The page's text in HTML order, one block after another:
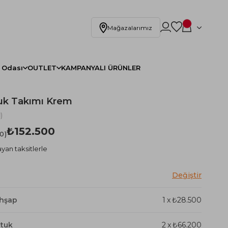
Mağazalarımız
OUTLET KAMPANYALI ÜRÜNLER
Takımı Krem
₺152.500
taksitlerle
1 x₺28.500
2x₺66.200